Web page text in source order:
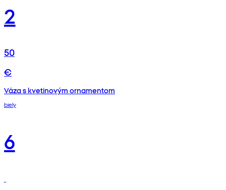
2
50
€
Váza s kvetinovým ornamentom
biely
6